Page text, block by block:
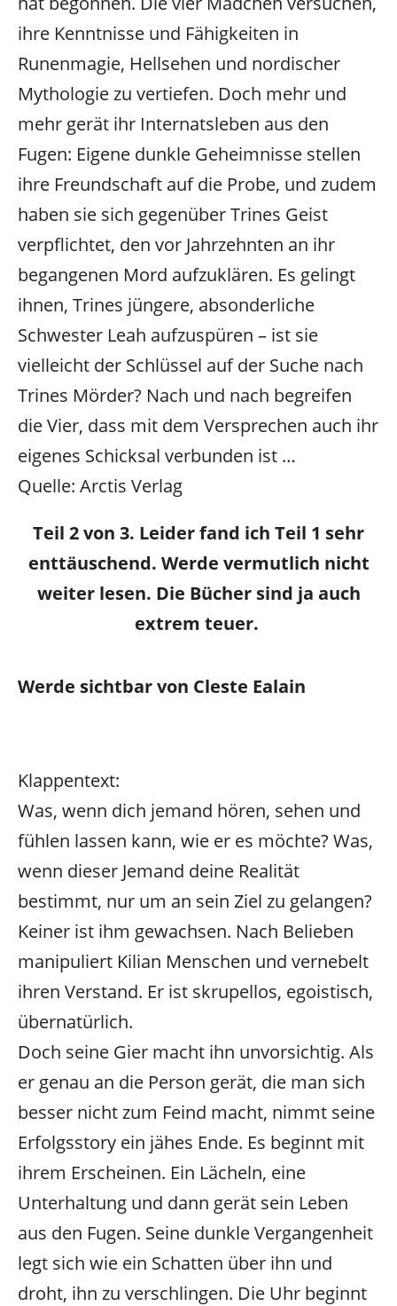
ihre Kenntnisse und Fähigkeiten in
Runenmagie, Hellsehen und nordischer
Mythologie zu vertiefen. Doch mehr und
mehr gerät ihr Internatsleben aus den
Fugen: Eigene dunkle Geheimnisse stellen
ihre Freundschaft auf die Probe, und zudem
haben sie sich gegenüber Trines Geist
verpflichtet, den vor Jahrzehnten an ihr
begangenen Mord aufzuklären. Es gelingt
ihnen, Trines jüngere, absonderliche
Schwester Leah aufzuspüren – ist sie
vielleicht der Schlüssel auf der Suche nach
Trines Mörder? Nach und nach begreifen
die Vier, dass mit dem Versprechen auch ihr
eigenes Schicksal verbunden ist …
Quelle: Arctis Verlag
Teil 2 von 3. Leider fand ich Teil 1 sehr
enttäuschend. Werde vermutlich nicht
weiter lesen. Die Bücher sind ja auch
extrem teuer.
Werde sichtbar von Cleste Ealain
Klappentext:
Was, wenn dich jemand hören, sehen und
fühlen lassen kann, wie er es möchte? Was,
wenn dieser Jemand deine Realität
bestimmt, nur um an sein Ziel zu gelangen?
Keiner ist ihm gewachsen. Nach Belieben
manipuliert Kilian Menschen und vernebelt
ihren Verstand. Er ist skrupellos, egoistisch,
übernatürlich.
Doch seine Gier macht ihn unvorsichtig. Als
er genau an die Person gerät, die man sich
besser nicht zum Feind macht, nimmt seine
Erfolgsstory ein jähes Ende. Es beginnt mit
ihrem Erscheinen. Ein Lächeln, eine
Unterhaltung und dann gerät sein Leben
aus den Fugen. Seine dunkle Vergangenheit
legt sich wie ein Schatten über ihn und
droht, ihn zu verschlingen. Die Uhr beginnt